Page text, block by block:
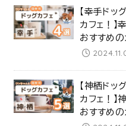
【幸手ドッ
カフェ！】
おすすめの
【神栖ドッ
カフェ！】
おすすめの